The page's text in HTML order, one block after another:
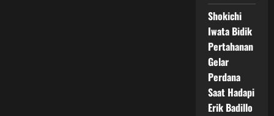
Shokichi
Iwata Bidik
Pertahanan
Gelar
Perdana
Saat Hadapi
Erik Badillo